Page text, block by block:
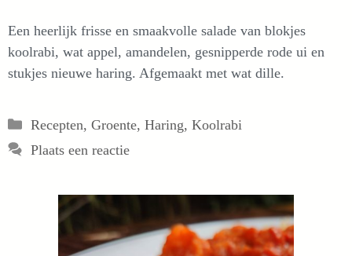
Een heerlijk frisse en smaakvolle salade van blokjes
koolrabi, wat appel, amandelen, gesnipperde rode ui en
stukjes nieuwe haring. Afgemaakt met wat dille.
Categorieën
Recepten, Groente, Haring, Koolrabi
Plaats een reactie